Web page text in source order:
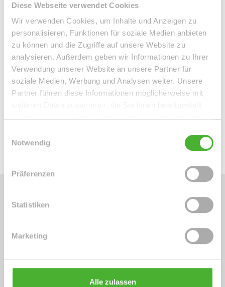
Diese Webseite verwendet Cookies
Wir verwenden Cookies, um Inhalte und Anzeigen zu
personalisieren, Funktionen für soziale Medien anbieten
zu können und die Zugriffe auf unsere Website zu
analysieren. Außerdem geben wir Informationen zu Ihrer
Verwendung unserer Website an unsere Partner für
soziale Medien, Werbung und Analysen weiter. Unsere
Partner führen diese Informationen möglicherweise mit
Notwendig
Präferenzen
Statistiken
Marketing
Alle zulassen
Downloads
360° Rundgang starten (.pdf, 429 KB)
Links
accessKey=6a03
78 kWh / (m²*a)
Energieverbrauchskennwert